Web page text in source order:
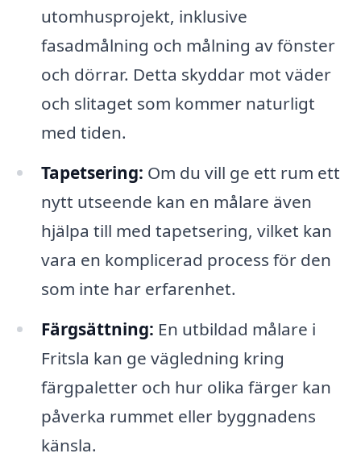
utomhusprojekt, inklusive
fasadmålning och målning av fönster
och dörrar. Detta skyddar mot väder
och slitaget som kommer naturligt
med tiden.
Tapetsering: Om du vill ge ett rum ett
nytt utseende kan en målare även
hjälpa till med tapetsering, vilket kan
vara en komplicerad process för den
som inte har erfarenhet.
Färgsättning: En utbildad målare i
Fritsla kan ge vägledning kring
färgpaletter och hur olika färger kan
påverka rummet eller byggnadens
känsla.